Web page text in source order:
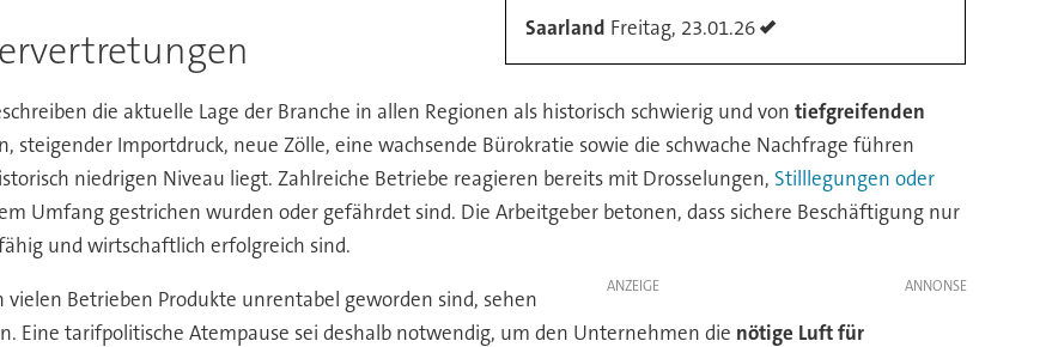
Saarland Freitag, 23.01.26
die aktuelle Lage der Branche in allen Regionen als historisch schwierig und von tiefgreifenden
steigender Importdruck, neue Zölle, eine wachsende Bürokratie sowie die schwache Nachfrage führen
niedrigen Niveau liegt. Zahlreiche Betriebe reagieren bereits mit Drosselungen, Stilllegungen oder
Umfang gestrichen wurden oder gefährdet sind. Die Arbeitgeber betonen, dass sichere Beschäftigung nur
und wirtschaftlich erfolgreich sind.
ANZEIGE
Betrieben Produkte unrentabel geworden sind, sehen
Eine tarifpolitische Atempause sei deshalb notwendig, um den Unternehmen die nötige Luft für